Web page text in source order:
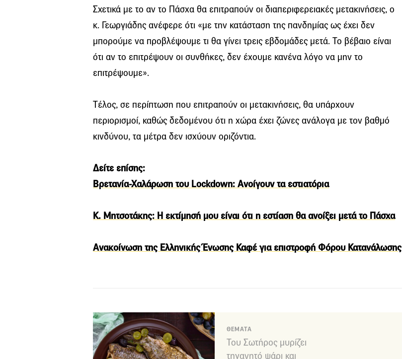
Σχετικά με το αν το Πάσχα θα επιτραπούν οι διαπεριφερειακές μετακινήσεις, ο
κ. Γεωργιάδης ανέφερε ότι «με την κατάσταση της πανδημίας ως έχει δεν
μπορούμε να προβλέψουμε τι θα γίνει τρεις εβδομάδες μετά. Το βέβαιο είναι
ότι αν το επιτρέψουν οι συνθήκες, δεν έχουμε κανένα λόγο να μην το
επιτρέψουμε».
Tέλος, σε περίπτωση που επιτραπούν οι μετακινήσεις, θα υπάρχουν
περιορισμοί, καθώς δεδομένου ότι η χώρα έχει ζώνες ανάλογα με τον βαθμό
κινδύνου, τα μέτρα δεν ισχύουν οριζόντια.
Δείτε επίσης:
Βρετανία-Χαλάρωση του Lockdown: Ανοίγουν τα εστιατόρια
K. Μητσοτάκης: Η εκτίμησή μου είναι ότι η εστίαση θα ανοίξει μετά το Πάσχα
Ανακοίνωση της Ελληνικής Ένωσης Καφέ για επιστροφή Φόρου Κατανάλωσης
ΘΕΜΑΤΑ
Του Σωτήρος μυρίζει
τηγανητό ψάρι και